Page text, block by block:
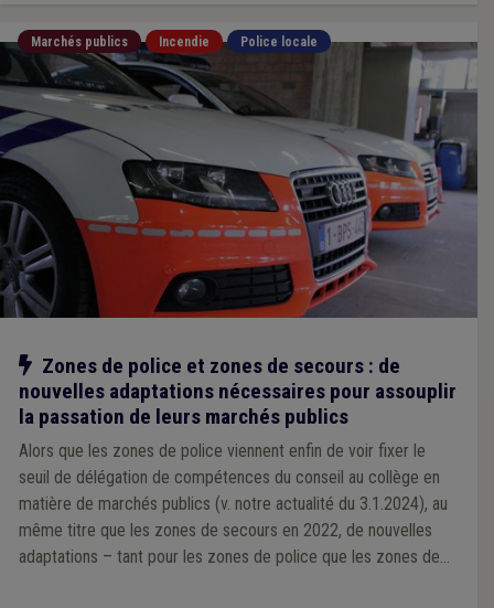
Marchés publics Incendie Police locale
Notre action
Zones de police et zones de secours : de
nouvelles adaptations nécessaires pour assouplir
la passation de leurs marchés publics
Alors que les zones de police viennent enfin de voir fixer le
seuil de délégation de compétences du conseil au collège en
matière de marchés publics (v. notre actualité du 3.1.2024), au
même titre que les zones de secours en 2022, de nouvelles
adaptations – tant pour les zones de police que les zones de